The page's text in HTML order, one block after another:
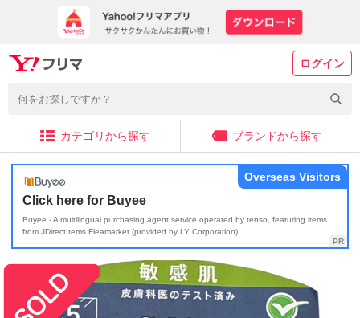
ログイン
カテゴリから探す ブランドから探す
Click here for Buyee
Buyee - A multilingual purchasing agent service operated by tenso, featuring items
from JDirectItems Fleamarket (provided by LY Corporation)
Overseas Visitors